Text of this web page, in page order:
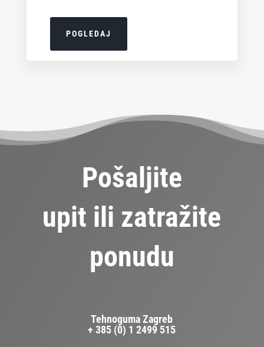
POGLEDAJ
Pošaljite
upit ili zatražite
ponudu
Tehnoguma Zagreb
+ 385 (0) 1 2499 515